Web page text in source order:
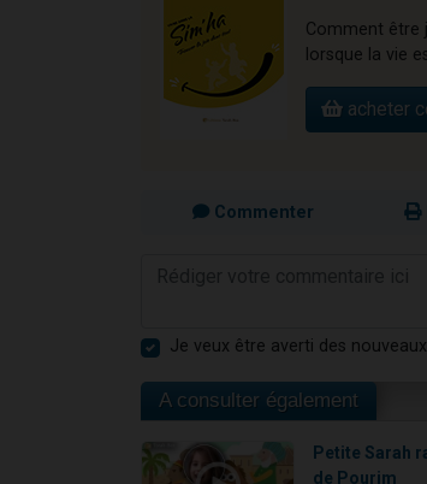
Comment être
lorsque la vie
acheter
Commenter
Je veux être averti des
A consulter également
Petite Sarah
de Pourim